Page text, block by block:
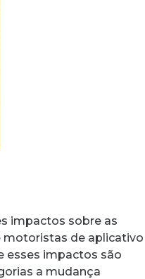
impactos sobre as
motoristas de aplicativo
esses impactos são
a mudança